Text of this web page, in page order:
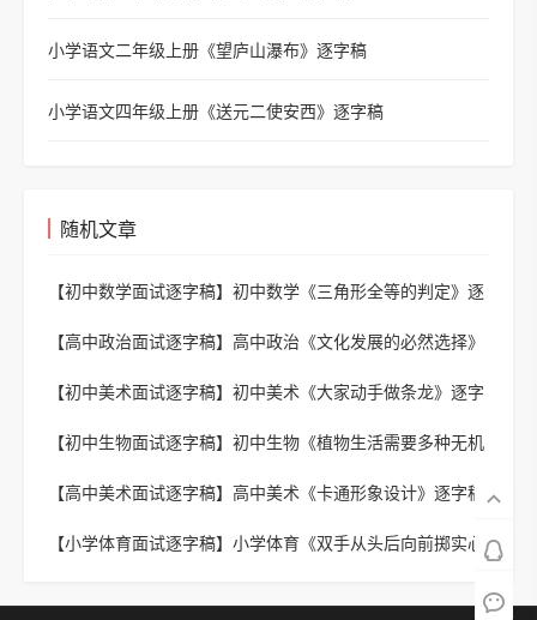
小学语文二年级上册《望庐山瀑布》逐字稿
小学语文四年级上册《送元二使安西》逐字稿
随机文章
【初中数学面试逐字稿】 初中数学《三角形全等的判定》逐
【高中政治面试逐字稿】 高中政治《文化发展的必然选择》
【初中美术面试逐字稿】 初中美术《大家动手做条龙》逐字
【初中生物面试逐字稿】 初中生物《植物生活需要多种无机
【高中美术面试逐字稿】 高中美术《卡通形象设计》逐字稿
【小学体育面试逐字稿】 小学体育《双手从头后向前掷实心